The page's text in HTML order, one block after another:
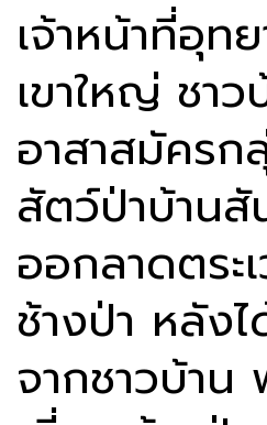
เจ้าหน้าที่อุท
เขาใหญ่ ชาว
อาสาสมัคร
สัตว์ป่าบ้าน
ออกลาดตระ
ช้างป่า หลัง
จากชาวบ้าน